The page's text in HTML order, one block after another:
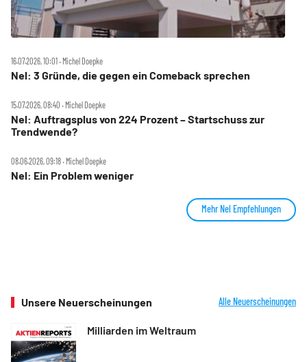
16.07.2026, 10:01 ‧ Michel Doepke
Nel: 3 Gründe, die gegen ein Comeback sprechen
15.07.2026, 08:40 ‧ Michel Doepke
Nel: Auftragsplus von 224 Prozent – Startschuss zur
Trendwende?
08.06.2026, 09:18 ‧ Michel Doepke
Nel: Ein Problem weniger
Mehr Nel Empfehlungen
Unsere Neuerscheinungen Alle Neuerscheinungen
Milliarden im Weltraum